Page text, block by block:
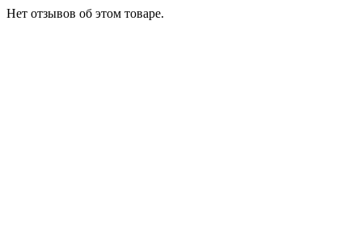
Нет отзывов об этом товаре.